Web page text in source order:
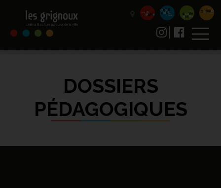
DOSSIERS
PÉDAGOGIQUES